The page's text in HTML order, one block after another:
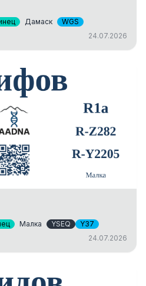
Дамаск
WGS
24.07.2026
Малка YSEQ
Y37
24.07.2026